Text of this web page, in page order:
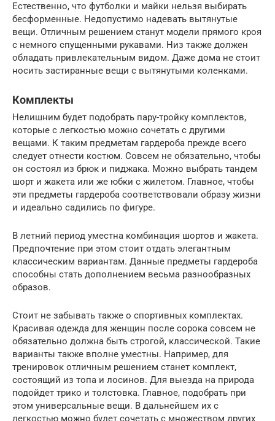
Естественно, что футболки и майки нельзя выбирать
бесформенные. Недопустимо надевать вытянутые
вещи. Отличным решением станут модели прямого кроя
с немного спущенными рукавами. Низ также должен
обладать привлекательным видом. Даже дома не стоит
носить застиранные вещи с вытянутыми коленками.
Комплекты
Нелишним будет подобрать пару-тройку комплектов,
которые с легкостью можно сочетать с другими
вещами. К таким предметам гардероба прежде всего
следует отнести костюм. Совсем не обязательно, чтобы
он состоял из брюк и пиджака. Можно выбрать тандем
шорт и жакета или же юбки с жилетом. Главное, чтобы
эти предметы гардероба соответствовали образу жизни
и идеально садились по фигуре.
В летний период уместна комбинация шортов и жакета.
Предпочтение при этом стоит отдать элегантным
классическим вариантам. Данные предметы гардероба
способны стать дополнением весьма разнообразных
образов.
Стоит не забывать также о спортивных комплектах.
Красивая одежда для женщин после сорока совсем не
обязательно должна быть строгой, классической. Такие
варианты также вполне уместны. Например, для
тренировок отличным решением станет комплект,
состоящий из топа и лосинов. Для выезда на природа
подойдет трико и толстовка. Главное, подобрать при
этом универсальные вещи. В дальнейшем их с
легкостью можно будет сочетать с множеством других